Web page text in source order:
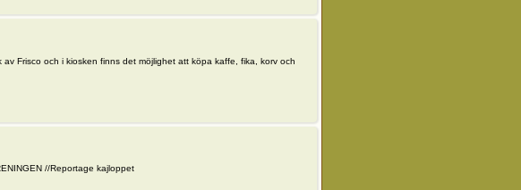
av Frisco och i kiosken finns det möjlighet att köpa kaffe, fika, korv och
//Reportage kajloppet